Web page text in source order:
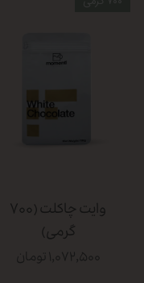
وایت چاکلت (۷۰۰
گرمی)
۱,۰۷۲,۵۰۰ تومان